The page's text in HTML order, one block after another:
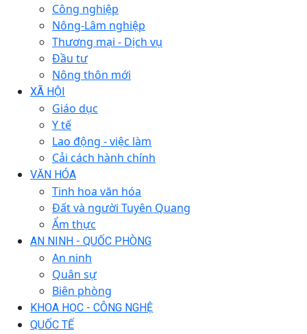
Công nghiệp
Nông-Lâm nghiệp
Thương mại - Dịch vụ
Đầu tư
Nông thôn mới
XÃ HỘI
Giáo dục
Y tế
Lao động - việc làm
Cải cách hành chính
VĂN HÓA
Tinh hoa văn hóa
Đất và người Tuyên Quang
Ẩm thực
AN NINH - QUỐC PHÒNG
An ninh
Quân sự
Biên phòng
KHOA HỌC - CÔNG NGHỆ
QUỐC TẾ